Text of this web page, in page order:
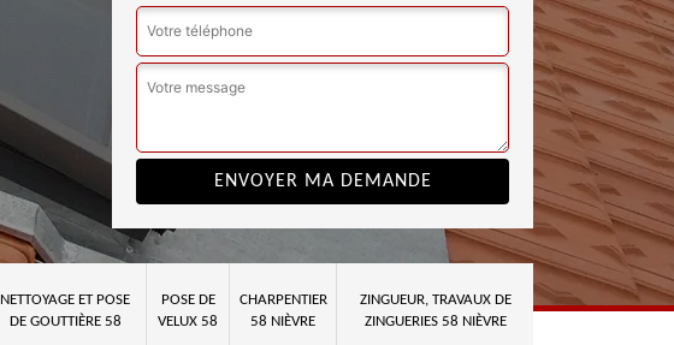
NETTOYAGE ET POSE
DE GOUTTIÈRE 58
POSE DE
VELUX 58
CHARPENTIER
58 NIÈVRE
ZINGUEUR, TRAVAUX DE
ZINGUERIES 58 NIÈVRE